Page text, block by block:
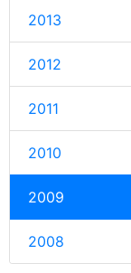
2013
2012
2011
2010
2009
2008